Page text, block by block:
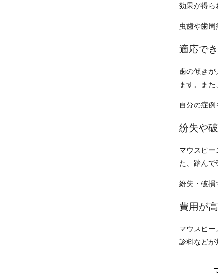
効果が得ら
虫歯や歯
適応で
歯の傾きが
ます。ま
自分の症
紛失や
マウスピ
た、踏ん
紛失・破損
費用が
マウスピ
診料などが